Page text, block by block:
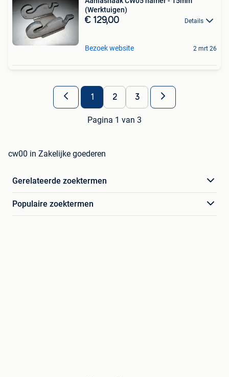
(Werktuigen)
€ 129,00 Details
Bezoek website 2 mrt 26
1 2 3
Pagina 1 van 3
cw00 in Zakelijke goederen
Gerelateerde zoektermen
Populaire zoektermen